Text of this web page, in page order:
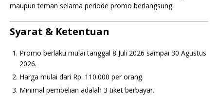
maupun teman selama periode promo berlangsung.
Syarat & Ketentuan
Promo berlaku mulai tanggal 8 Juli 2026 sampai 30 Agustus
2026.
Harga mulai dari Rp. 110.000 per orang.
Minimal pembelian adalah 3 tiket berbayar.